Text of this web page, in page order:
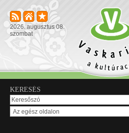
2026. augusztus 08.
szombat
KERESÉS